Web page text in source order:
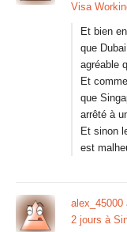
Visa
Et bien
que
agréable
Et
que
arrêté à
Et sinon
est
alex_45000
2 jours à